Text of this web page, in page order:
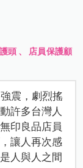
頭、
店員保護顧
震，劇烈搖
許多台灣人
印良品店員
讓人再次感
人與人之間